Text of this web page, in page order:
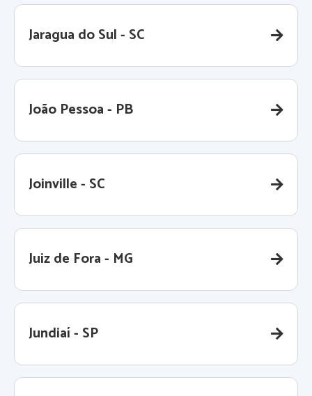
Jaragua do Sul - SC
João Pessoa - PB
Joinville - SC
Juiz de Fora - MG
Jundiaí - SP